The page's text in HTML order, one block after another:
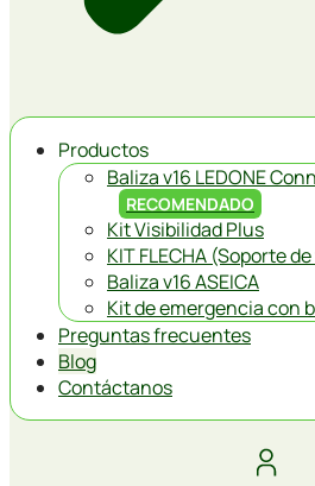
Productos
Baliza v16 LEDONE
RECOMENDADO
Kit Visibilidad Plus
KIT FLECHA (Soporte
Baliza v16 ASEICA
Kit de emergencia con
Preguntas frecuentes
Blog
Contáctanos